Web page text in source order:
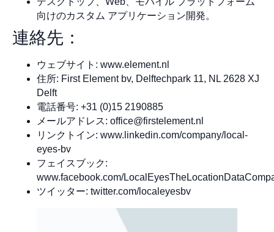
向けのカスタム アプリケーション開発。
連絡先：
ウェブサイト: www.element.nl
住所: First Element bv, Delftechpark 11, NL 2628 XJ
Delft
電話番号: +31 (0)15 2190885
メールアドレス: office@firstelement.nl
リンクトイン: www.linkedin.com/company/local-
eyes-bv
フェイスブック:
www.facebook.com/
ツイッター: twitter.com/localeyesbv